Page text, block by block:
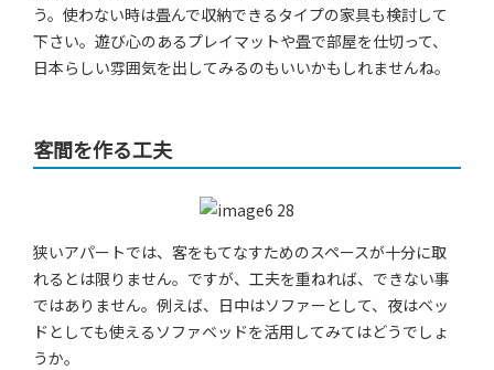
う。使わない時は畳んで収納できるタイプの家具も検討して
下さい。遊び心のあるプレイマットや畳で部屋を仕切って、
日本らしい雰囲気を出してみるのもいいかもしれませんね。
客間を作る工夫
狭いアパートでは、客をもてなすためのスペースが十分に取
れるとは限りません。ですが、工夫を重ねれば、できない事
ではありません。例えば、日中はソファーとして、夜はベッ
ドとしても使えるソファベッドを活用してみてはどうでしょ
うか。